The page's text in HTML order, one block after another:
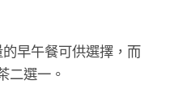
早午餐可供選擇，而
二選一。​​​​​​​